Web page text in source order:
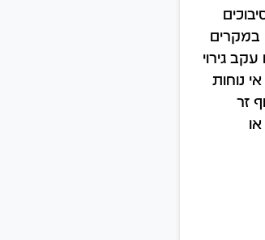
במקרים
גירוי
נוחות
זר